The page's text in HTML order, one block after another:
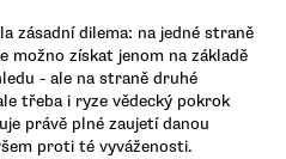
zásadní dilema: na jedné straně
možno získat jenom na základě
- ale na straně druhé
třeba i ryze vědecký pokrok
právě plné zaujetí danou
proti té vyváženosti.